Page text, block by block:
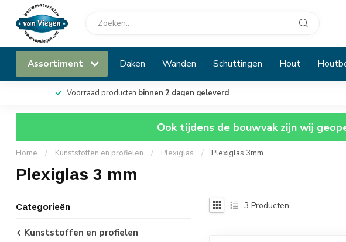
Assortiment Daken Wanden Schuttingen Hout
Voorraad producten binnen 2 dagen geleverd
Ook tijdens de bouwvak zijn wij
Home / Kunststoffen en profielen / Plexiglas / Plexiglas 3mm
Plexiglas 3 mm
Categorieën
Kunststoffen en profielen
3 Producten